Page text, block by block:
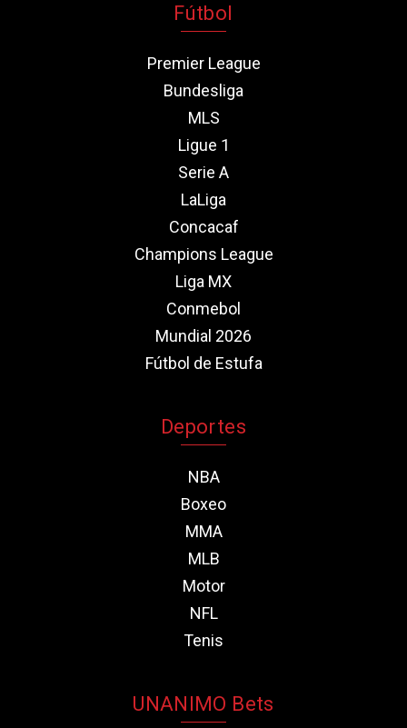
Fútbol
Premier League
Bundesliga
MLS
Ligue 1
Serie A
LaLiga
Concacaf
Champions League
Liga MX
Conmebol
Mundial 2026
Fútbol de Estufa
Deportes
NBA
Boxeo
MMA
MLB
Motor
NFL
Tenis
UNANIMO Bets